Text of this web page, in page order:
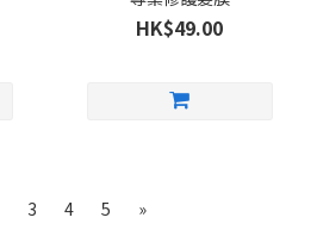
HK$49.00
3 4 5 »